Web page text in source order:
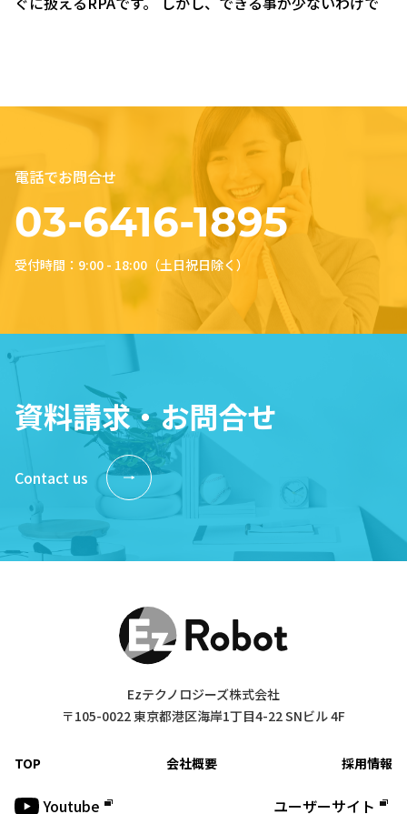
電話でお問合せ
03-6416-1895
受付時間：9:00 - 18:00（土日祝日除く）
資料請求・お問合せ
Contact us
Ezテクノロジーズ株式会社
〒105-0022 東京都港区海岸1丁目4-22 SNビル 4F
TOP 会社概要 採用情報
Youtube ユーザーサイト